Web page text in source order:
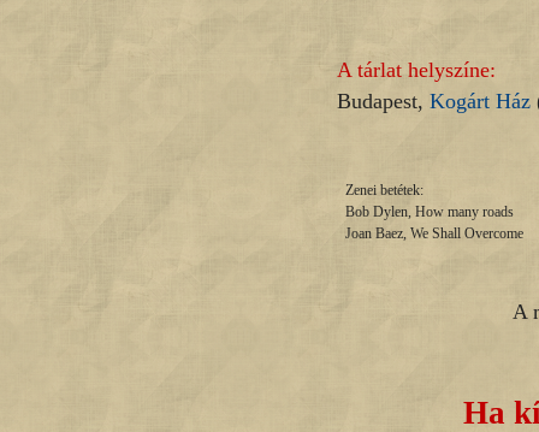
A tárlat helyszíne:
Budapest, Kogárt Ház
Zenei betétek:
Bob Dylen, How many roads
Joan Baez, We Shall Overcome
A
Ha